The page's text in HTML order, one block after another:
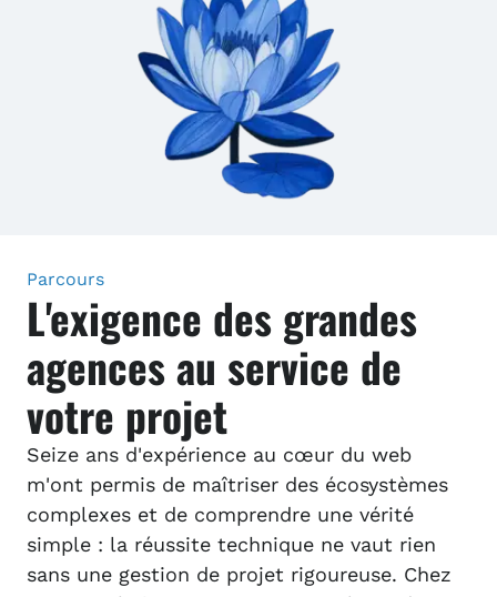
Parcours
L'exigence des grandes
agences au service de
votre projet
Seize ans d'expérience au cœur du web
m'ont permis de maîtriser des écosystèmes
complexes et de comprendre une vérité
simple : la réussite technique ne vaut rien
sans une gestion de projet rigoureuse. Chez